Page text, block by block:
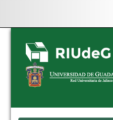
Skip
navigation